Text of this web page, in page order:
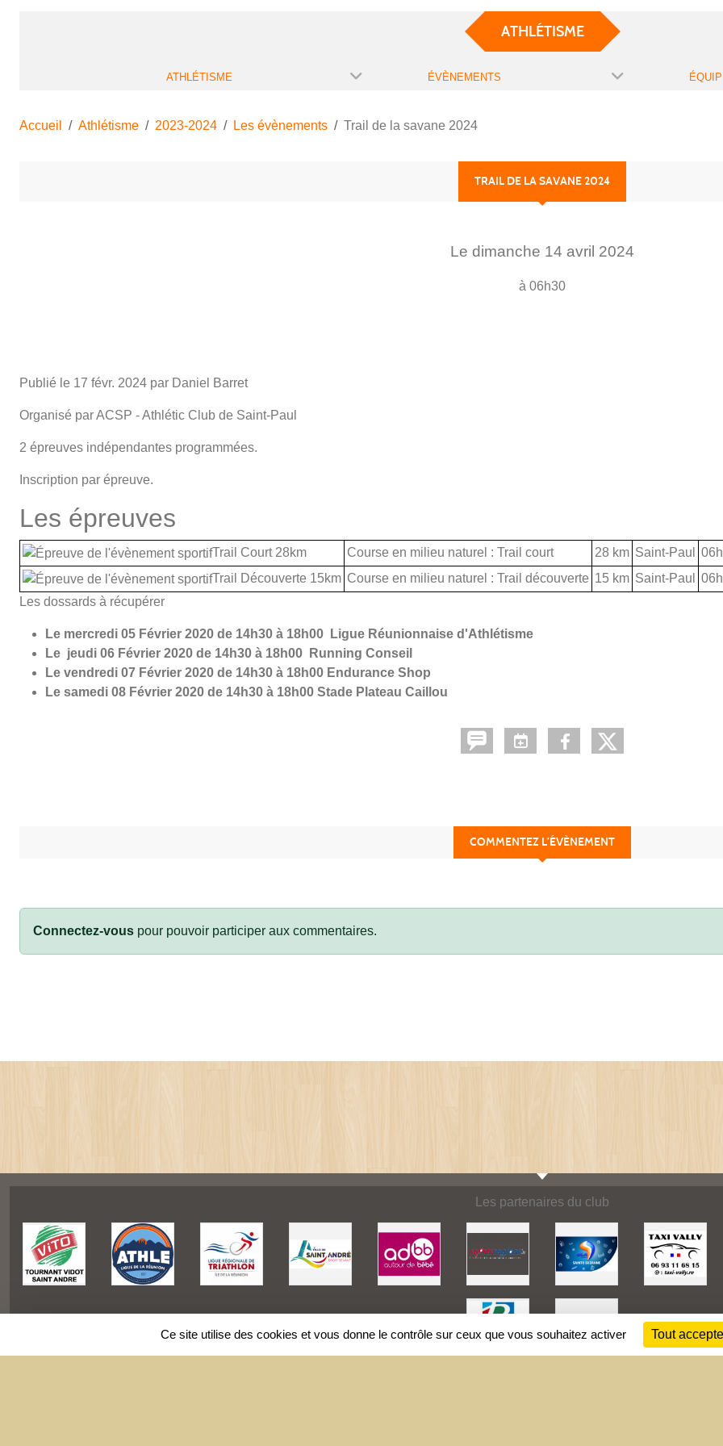
ATHLÉTISME
ATHLÉTISME ÉVÈNEMENTS
Accueil Athlétisme 2023-2024 Les évènements Trail de la savane 2024
TRAIL DE LA SAVANE 2024
Le dimanche 14 avril 2024
à 06h30
Publié le 17 févr. 2024 par Daniel Barret
Organisé par ACSP - Athlétic Club de Saint-Paul
2 épreuves indépendantes programmées.
Inscription par épreuve.
Les épreuves
Trail Court 28km Course en milieu naturel : Trail court 28 km Saint-Paul
Trail Découverte 15km Course en milieu naturel : Trail découverte 15 km Saint-Paul
Les dossards à récupérer
Le mercredi 05 Février 2020 de 14h30 à 18h00 Ligue Réunionnaise d'Athlétisme
Le jeudi 06 Février 2020 de 14h30 à 18h00 Running Conseil
Le vendredi 07 Février 2020 de 14h30 à 18h00 Endurance Shop
Le samedi 08 Février 2020 de 14h30 à 18h00 Stade Plateau Caillou
COMMENTEZ L’ÉVÈNEMENT
Connectez-vous pour pouvoir participer aux commentaires.
Les partenaires du club
Ce site utilise des cookies et vous donne le contrôle sur ceux que vous souhaitez activer Tout